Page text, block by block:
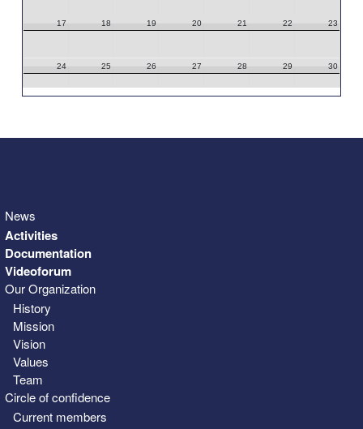
17 18 19 20 21 22 23
24 25 26 27 28 29 30
News
Activities
Documentation
Videoforum
Our Organization
History
Mission
Vision
Values
Team
Circle of confidence
Current members